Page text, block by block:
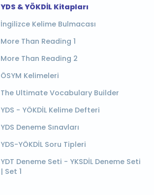
YDS & YÖKDİL Kitapları
İngilizce Kelime Bulmacası
More Than Reading 1
More Than Reading 2
ÖSYM Kelimeleri
The Ultimate Vocabulary Builder
YDS - YÖKDİL Kelime Defteri
YDS Deneme Sınavları
YDS-YÖKDİL Soru Tipleri
YDT Deneme Seti - YKSDİL Deneme Seti
| Set 1